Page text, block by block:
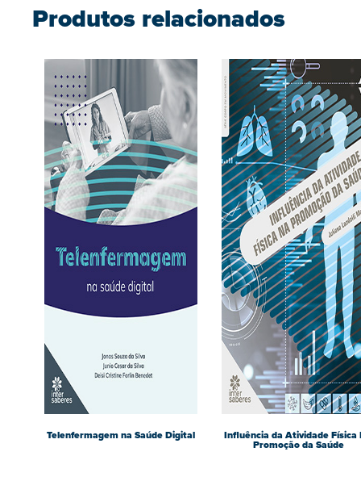
Produtos relacionados
Telenfermagem na Saúde Digital Influência da Atividade Física
Promoção da Saúde